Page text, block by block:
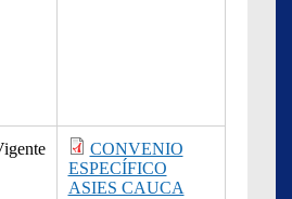
CONVENIO
ESPECÍFICO
ASIES CAUCA